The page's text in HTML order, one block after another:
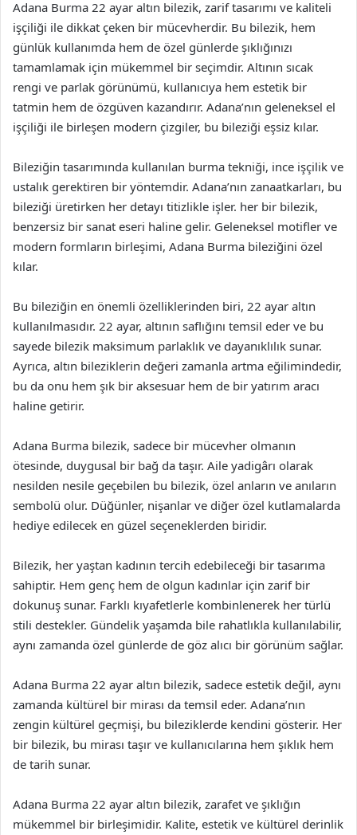
Adana Burma 22 ayar altın bilezik, zarif tasarımı ve kaliteli
işçiliği ile dikkat çeken bir mücevherdir. Bu bilezik, hem
günlük kullanımda hem de özel günlerde şıklığınızı
tamamlamak için mükemmel bir seçimdir. Altının sıcak
rengi ve parlak görünümü, kullanıcıya hem estetik bir
tatmin hem de özgüven kazandırır. Adana’nın geleneksel el
işçiliği ile birleşen modern çizgiler, bu bileziği eşsiz kılar.
Bileziğin tasarımında kullanılan burma tekniği, ince işçilik ve
ustalık gerektiren bir yöntemdir. Adana’nın zanaatkarları, bu
bileziği üretirken her detayı titizlikle işler. her bir bilezik,
benzersiz bir sanat eseri haline gelir. Geleneksel motifler ve
modern formların birleşimi, Adana Burma bileziğini özel
kılar.
Bu bileziğin en önemli özelliklerinden biri, 22 ayar altın
kullanılmasıdır. 22 ayar, altının saflığını temsil eder ve bu
sayede bilezik maksimum parlaklık ve dayanıklılık sunar.
Ayrıca, altın bileziklerin değeri zamanla artma eğilimindedir,
bu da onu hem şık bir aksesuar hem de bir yatırım aracı
haline getirir.
Adana Burma bilezik, sadece bir mücevher olmanın
ötesinde, duygusal bir bağ da taşır. Aile yadigârı olarak
nesilden nesile geçebilen bu bilezik, özel anların ve anıların
sembolü olur. Düğünler, nişanlar ve diğer özel kutlamalarda
hediye edilecek en güzel seçeneklerden biridir.
Bilezik, her yaştan kadının tercih edebileceği bir tasarıma
sahiptir. Hem genç hem de olgun kadınlar için zarif bir
dokunuş sunar. Farklı kıyafetlerle kombinlenerek her türlü
stili destekler. Gündelik yaşamda bile rahatlıkla kullanılabilir,
aynı zamanda özel günlerde de göz alıcı bir görünüm sağlar.
Adana Burma 22 ayar altın bilezik, sadece estetik değil, aynı
zamanda kültürel bir mirası da temsil eder. Adana’nın
zengin kültürel geçmişi, bu bileziklerde kendini gösterir. Her
bir bilezik, bu mirası taşır ve kullanıcılarına hem şıklık hem
de tarih sunar.
Adana Burma 22 ayar altın bilezik, zarafet ve şıklığın
mükemmel bir birleşimidir. Kalite, estetik ve kültürel derinlik